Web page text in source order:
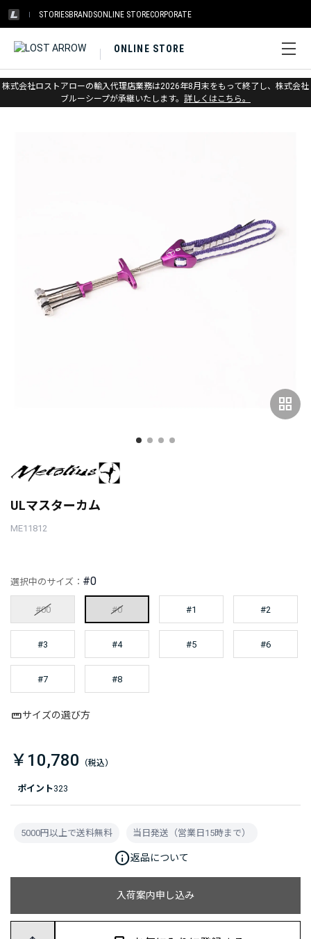
STORIESBRANDSONLINE STORECORPORATE
ONLINE STORE
株式会社ロストアローの輸入代理店業務は2026年8月末をもって終了し、株式会社
ブルーシープが承継いたします。 詳しくはこちら。
ホーム > メトリウス > プロテクション
grid_view
ULマスターカム
ME11812
ポイント323
選択中のサイズ： #0
#00 #0 #1 #2
#3 #4 #5 #6
#7 #8
サイズの選び方
￥10,780
入荷案内申し込み
5000円以上で送料無料 当日発送（営業日15時まで）
info返品について